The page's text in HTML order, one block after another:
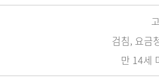
검침, 요금
만 14세